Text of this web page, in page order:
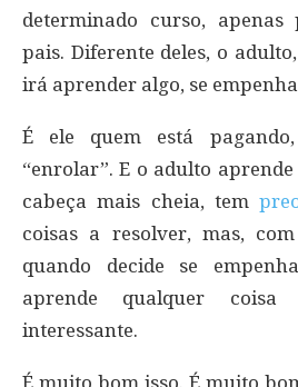
determinado curso,
pais. Diferente deles, o
irá aprender algo, se
É ele quem está
“enrolar”. E o adulto
cabeça mais cheia, tem
coisas a resolver, mas,
quando decide se
aprende qualquer
interessante.
É muito bom isso. É muito